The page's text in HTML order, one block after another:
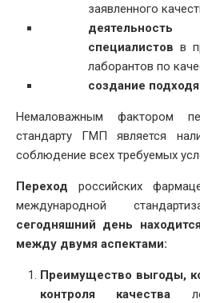
заявленного
деятельность
специалистов в
лаборантов по
создание
Немаловажным фактором
стандарту ГМП является
соблюдение всех требуемых
Переход российских
международной
сегодняшний день
между двумя аспектами:
Преимущество выгоды,
контроля качества